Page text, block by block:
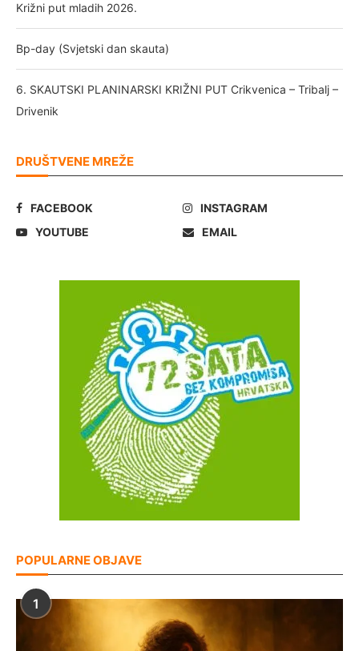
Križni put mladih 2026.
Bp-day (Svjetski dan skauta)
6. SKAUTSKI PLANINARSKI KRIŽNI PUT Crikvenica – Tribalj –
Drivenik
DRUŠTVENE MREŽE
FACEBOOK
INSTAGRAM
YOUTUBE
EMAIL
POPULARNE OBJAVE
1